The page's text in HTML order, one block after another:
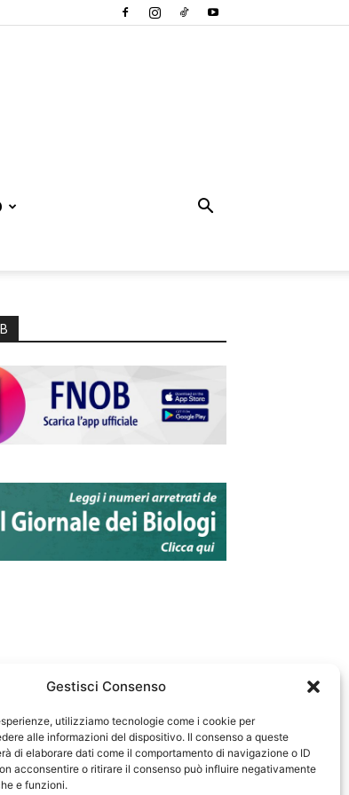
Gestisci Consenso
utilizziamo tecnologie come i cookie per
alle informazioni del dispositivo. Il consenso a queste
di elaborare dati come il comportamento di navigazione o ID
acconsentire o ritirare il consenso può influire negativamente
e funzioni.